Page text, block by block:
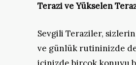
Terazi ve Yükselen
Sevgili Teraziler, sizlerin
ve günlük rutininizde